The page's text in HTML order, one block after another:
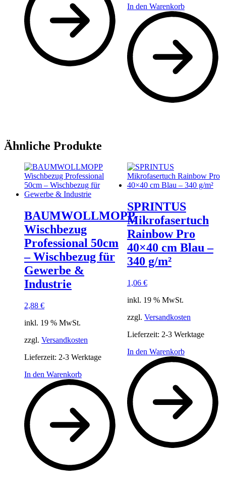
In den Warenkorb
Ähnliche Produkte
BAUMWOLLMOPP
Wischbezug
Professional 50cm
– Wischbezug für
Gewerbe &
Industrie
2,88 €
inkl. 19 % MwSt.
zzgl. Versandkosten
Lieferzeit: 2-3 Werktage
In den Warenkorb
SPRINTUS
Mikrofasertuch
Rainbow Pro
40×40 cm Blau –
340 g/m²
1,06 €
inkl. 19 % MwSt.
zzgl. Versandkosten
Lieferzeit: 2-3 Werktage
In den Warenkorb